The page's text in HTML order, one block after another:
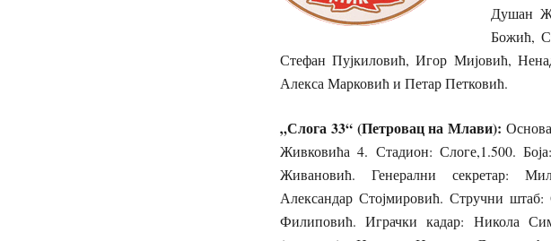
Душан
Божић,
Стефан Пујкиловић, Игор Мијовић,
Алекса Марковић и Петар Петковић.
„Слога 33“ (Петровац на Млави):
Живковића 4. Стадион: Слоге,1.500.
Живановић. Генерални секретар:
Александар Стојмировић. Стручни
Филиповић. Играчки кадар: Никола